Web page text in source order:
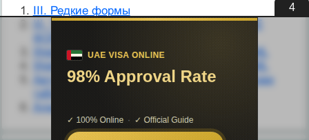
III. Редкие формы
III. ТОПОГРАФИЧЕСКИЕ ВЕРТИКАЛЬНЫЕ
Web‑формы и элементы управления HTML
Web-формы и элементы управления HTML
Автоматическое создание формы на основе
таблицы или запроса
Административные реформы
4